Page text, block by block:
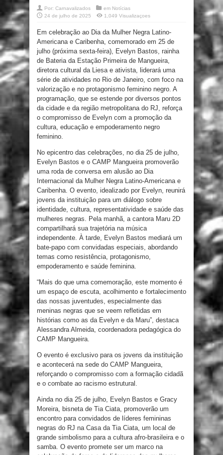
Por: Carnavalizados em Notícias
24 de julho de 2025
1,049 Visualizaçoes
Em celebração ao Dia da Mulher Negra Latino-
Americana e Caribenha, comemorado em 25 de
julho (próxima sexta-feira), Evelyn Bastos, rainha
de Bateria da Estação Primeira de Mangueira,
diretora cultural da Liesa e ativista, liderará uma
série de atividades no Rio de Janeiro, com foco na
valorização e no protagonismo feminino negro. A
programação, que se estende por diversos pontos
da cidade e da região metropolitana do RJ, reforça
o compromisso de Evelyn com a promoção da
cultura, educação e empoderamento negro
feminino.
No epicentro das celebrações, no dia 25 de julho,
Evelyn Bastos e o CAMP Mangueira promoverão
uma roda de conversa em alusão ao Dia
Internacional da Mulher Negra Latino-Americana e
Caribenha. O evento, idealizado por Evelyn, reunirá
jovens da instituição para um diálogo sobre
identidade, cultura, representatividade e saúde das
mulheres negras. Pela manhã, a cantora Maru 2D
compartilhará sua trajetória na música
independente. À tarde, Evelyn Bastos mediará um
bate-papo com convidadas especiais, abordando
temas como resistência, protagonismo,
empoderamento e saúde feminina.
“Mais do que uma comemoração, este momento é
um espaço de escuta, acolhimento e fortalecimento
das nossas juventudes, especialmente das
meninas negras que se veem refletidas em
histórias como as da Evelyn e da Maru”, destaca
Alessandra Almeida, coordenadora pedagógica do
CAMP Mangueira.
O evento é exclusivo para os jovens da instituição
e acontecerá na sede do CAMP Mangueira,
reforçando o compromisso com a formação cidadã
e o combate ao racismo estrutural.
Ainda no dia 25 de julho, Evelyn Bastos e Gracy
Moreira, bisneta de Tia Ciata, promoverão um
encontro para convidados de líderes femininas
negras do RJ na Casa da Tia Ciata, um local de
grande simbolismo para a cultura afro-brasileira e o
samba. O evento promete ser um marco na